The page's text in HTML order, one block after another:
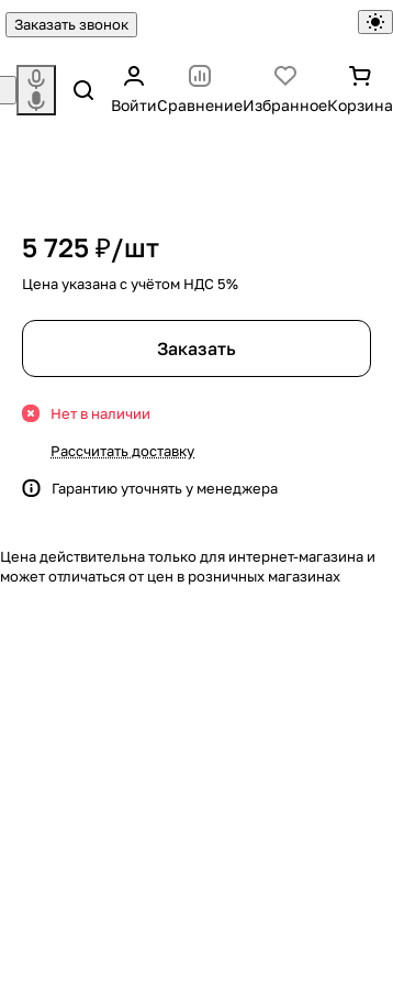
Заказать звонок
ВойтиСравнениеИзбранноеКорзина
5 725 ₽/шт
Цена указана с учётом НДС 5%
Заказать
Нет в наличии
Рассчитать доставку
Гарантию уточнять у менеджера
Цена действительна только для интернет-магазина и
может отличаться от цен в розничных магазинах